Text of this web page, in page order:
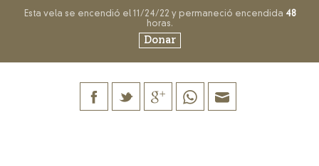
Esta vela se encendió el 11/24/22 y permaneció encendida 48
horas.
Donar